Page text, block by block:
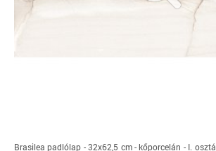
Brasilea padlólap - 32x62,5 cm - kőporcelán - I.